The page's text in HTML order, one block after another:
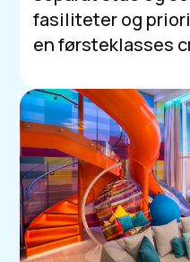
fasiliteter og
en førsteklasses